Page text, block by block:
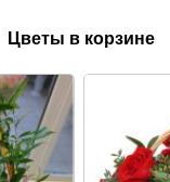
Цветы в корзине